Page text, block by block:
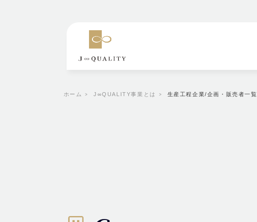
ホーム J∞QUALITY事業とは 生産工程企業/企画・販売者一覧